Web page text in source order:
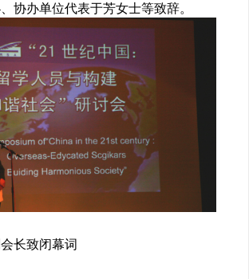
协办单位代表于芳女士等致辞。
长致闭幕词